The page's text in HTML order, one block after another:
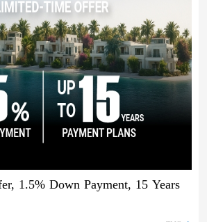
1.5% Down Payment, 15 Years